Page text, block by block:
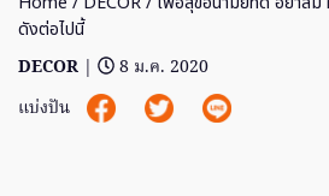
ดังต่อไปนี้
DECOR |
8 ม.ค. 2020
แบ่งปัน